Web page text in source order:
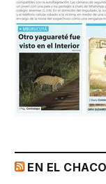
EN EL CHACO